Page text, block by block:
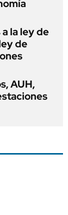
la ley de
de
AUH,